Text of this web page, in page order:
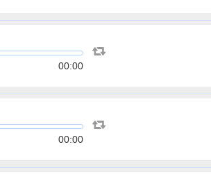
00:00
00:00